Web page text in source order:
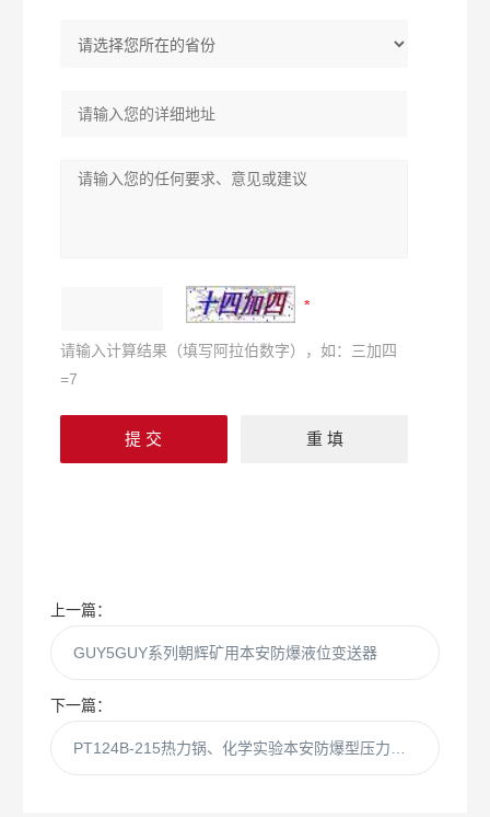
请输入计算结果（填写阿拉伯数字），如：三加四
=7
上一篇：
GUY5GUY系列朝辉矿用本安防爆液位变送器
下一篇：